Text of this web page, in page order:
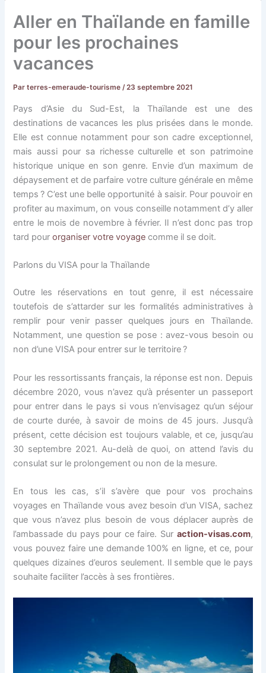
Aller en Thaïlande en famille
pour les prochaines
vacances
Parterres-emeraude-tourisme/23 septembre 2021
Pays d’Asie du Sud-Est, la Thaïlande est une des
destinations de vacances les plus prisées dans le monde.
Elle est connue notamment pour son cadre exceptionnel,
mais aussi pour sa richesse culturelle et son patrimoine
historique unique en son genre. Envie d’un maximum de
dépaysement et de parfaire votre culture générale en même
temps ? C’est une belle opportunité à saisir. Pour pouvoir en
profiter au maximum, on vous conseille notamment d’y aller
entre le mois de novembre à février. Il n’est donc pas trop
tard pourorganiser votre voyage comme il se doit.
Parlons du VISA pour la Thaïlande
Outre les réservations en tout genre, il est nécessaire
toutefois de s’attarder sur les formalités administratives à
remplir pour venir passer quelques jours en Thaïlande.
Notamment, une question se pose : avez-vous besoin ou
non d’une VISA pour entrer sur le territoire ?
Pour les ressortissants français, la réponse est non. Depuis
décembre 2020, vous n’avez qu’à présenter un passeport
pour entrer dans le pays si vous n’envisagez qu’un séjour
de courte durée, à savoir de moins de 45 jours. Jusqu’à
présent, cette décision est toujours valable, et ce, jusqu’au
30 septembre 2021. Au-delà de quoi, on attend l’avis du
consulat sur le prolongement ou non de la mesure.
En tous les cas, s’il s’avère que pour vos prochains
voyages en Thaïlande vous avez besoin d’un VISA, sachez
que vous n’avez plus besoin de vous déplacer auprès de
l’ambassade du pays pour ce faire. Sur action-visas.com,
vous pouvez faire une demande 100% en ligne, et ce, pour
quelques dizaines d’euros seulement. Il semble que le pays
souhaite faciliter l’accès à ses frontières.